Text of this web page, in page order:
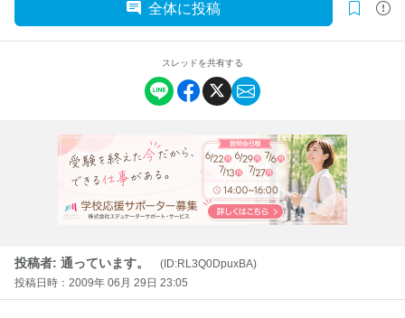
全体に投稿
スレッドを共有する
投稿者: 通っています。
(ID:RL3Q0DpuxBA)
投稿日時：2009年 06月 29日 23:05